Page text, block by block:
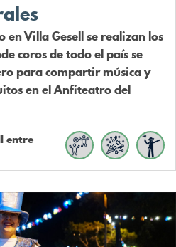
en Villa Gesell se realizan los
coros de todo el país se
para compartir música y
en el Anfiteatro del
entre